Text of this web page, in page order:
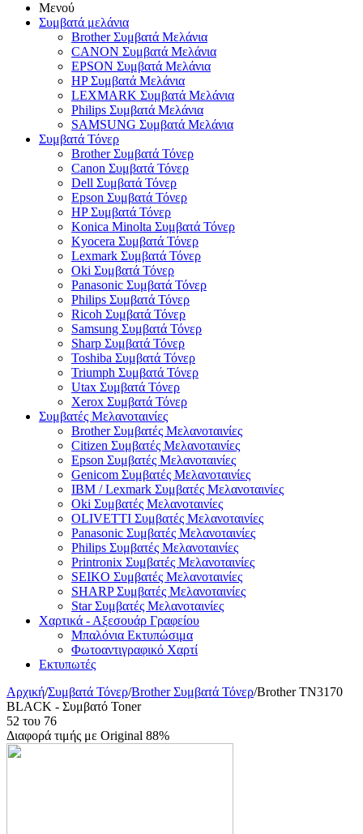
Μενού
Συμβατά μελάνια
Brother Συμβατά Μελάνια
CANON Συμβατά Μελάνια
EPSON Συμβατά Μελάνια
HP Συμβατά Μελάνια
LEXMARK Συμβατά Μελάνια
Philips Συμβατά Μελάνια
SAMSUNG Συμβατά Μελάνια
Συμβατά Τόνερ
Brother Συμβατά Τόνερ
Canon Συμβατά Τόνερ
Dell Συμβατά Τόνερ
Epson Συμβατά Τόνερ
HP Συμβατά Τόνερ
Konica Minolta Συμβατά Τόνερ
Kyocera Συμβατά Τόνερ
Lexmark Συμβατά Τόνερ
Oki Συμβατά Τόνερ
Panasonic Συμβατά Τόνερ
Philips Συμβατά Τόνερ
Ricoh Συμβατά Τόνερ
Samsung Συμβατά Τόνερ
Sharp Συμβατά Τόνερ
Toshiba Συμβατά Τόνερ
Triumph Συμβατά Τόνερ
Utax Συμβατά Τόνερ
Xerox Συμβατά Τόνερ
Συμβατές Μελανοταινίες
Brother Συμβατές Μελανοταινίες
Citizen Συμβατές Μελανοταινίες
Epson Συμβατές Μελανοταινίες
Genicom Συμβατές Μελανοταινίες
IBM / Lexmark Συμβατές Μελανοταινίες
Oki Συμβατές Μελανοταινίες
OLIVETTI Συμβατές Μελανοταινίες
Panasonic Συμβατές Μελανοταινίες
Philips Συμβατές Μελανοταινίες
Printronix Συμβατές Μελανοταινίες
SEIKO Συμβατές Μελανοταινίες
SHARP Συμβατές Μελανοταινίες
Star Συμβατές Μελανοταινίες
Χαρτικά - Αξεσουάρ Γραφείου
Μπαλόνια Εκτυπώσιμα
Φωτοαντιγραφικό Χαρτί
Εκτυπωτές
Αρχική/Συμβατά Τόνερ/Brother Συμβατά Τόνερ/Brother TN3170
BLACK - Συμβατό Toner
52 του 76
Διαφορά τιμής με Original 88%